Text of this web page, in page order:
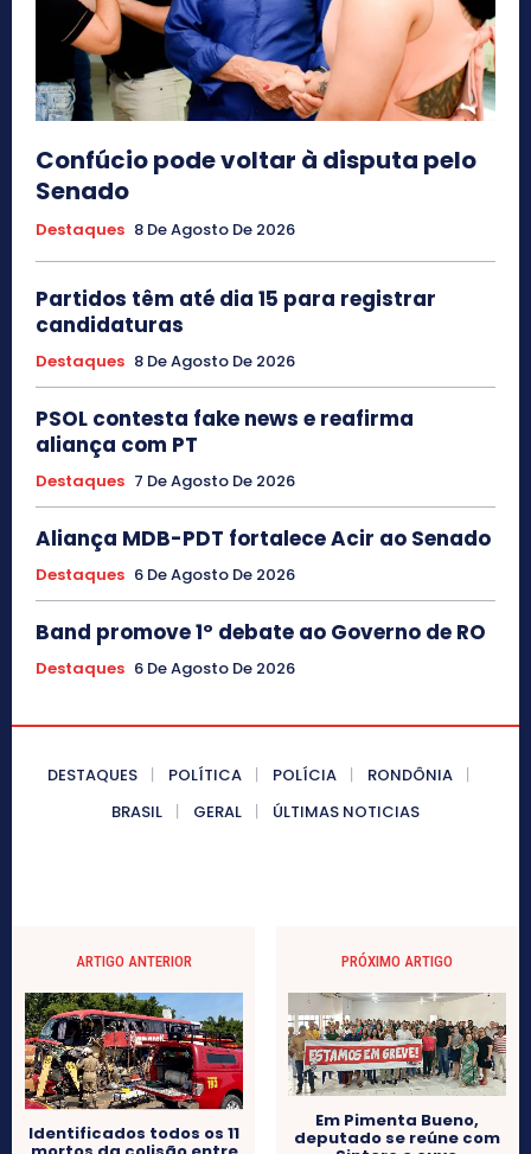
Confúcio pode voltar à disputa pelo
Senado
Destaques 8 De Agosto De 2026
Partidos têm até dia 15 para registrar
candidaturas
Destaques 8 De Agosto De 2026
PSOL contesta fake news e reafirma
aliança com PT
Destaques 7 De Agosto De 2026
Aliança MDB-PDT fortalece Acir ao Senado
Destaques 6 De Agosto De 2026
Band promove 1º debate ao Governo de RO
Destaques 6 De Agosto De 2026
DESTAQUES POLÍTICA POLÍCIA
RONDÔNIA
BRASIL
GERAL ÚLTIMAS NOTICIAS
ARTIGO ANTERIOR
Identificados todos os 11
PRÓXIMO ARTIGO
Em Pimenta Bueno,
deputado se reúne com